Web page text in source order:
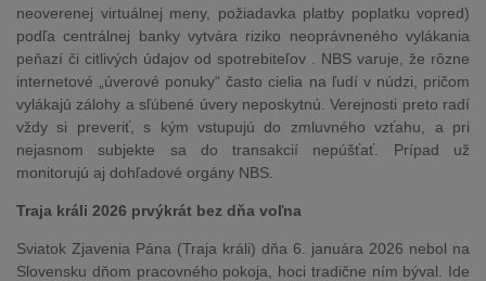
neoverenej virtuálnej meny, požiadavka platby poplatku vopred)
podľa centrálnej banky vytvára riziko neoprávneného vylákania
peňazí či citlivých údajov od spotrebiteľov . NBS varuje, že rôzne
internetové „úverové ponuky“ často cielia na ľudí v núdzi, pričom
vylákajú zálohy a sľúbené úvery neposkytnú. Verejnosti preto radí
vždy si preveriť, s kým vstupujú do zmluvného vzťahu, a pri
nejasnom subjekte sa do transakcií nepúšťať. Prípad už
monitorujú aj dohľadové orgány NBS.
Traja králi 2026 prvýkrát bez dňa voľna
Sviatok Zjavenia Pána (Traja králi) dňa 6. januára 2026 nebol na
Slovensku dňom pracovného pokoja, hoci tradične ním býval. Ide